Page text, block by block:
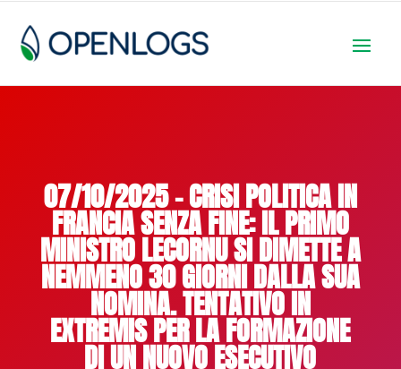
07/10/2025 – CRISI POLITICA IN
FRANCIA SENZA FINE: IL PRIMO
MINISTRO LECORNU SI DIMETTE A
NEMMENO 30 GIORNI DALLA SUA
NOMINA. TENTATIVO IN
EXTREMIS PER LA FORMAZIONE
DI UN NUOVO ESECUTIVO